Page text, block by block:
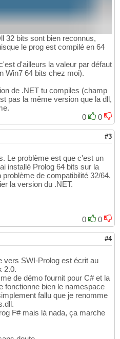
32 bits sont bien reconnus,
le prog est compilé en 64
d'ailleurs la valeur par défaut
Win7 64 bits chez moi).
de .NET tu compiles (champ
pas la même version que la dll,
0
0
#3
Le problème est que c'est un
installé Prolog 64 bits sur la
de compatibilité 32/64.
la version du .NET.
0
0
#4
vers SWI-Prolog est écrit au
2.0.
de démo fournit pour C# et la
fonctionne bien le namespace
fallu que je renomme
F# mais là nada, ça marche